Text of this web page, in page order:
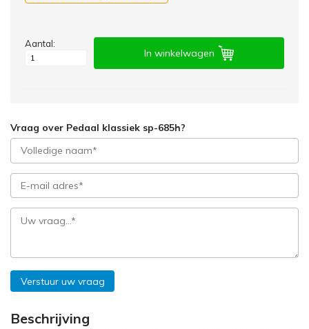
Aantal:
In winkelwagen
Vraag over Pedaal klassiek sp-685h?
Verstuur uw vraag
Beschrijving